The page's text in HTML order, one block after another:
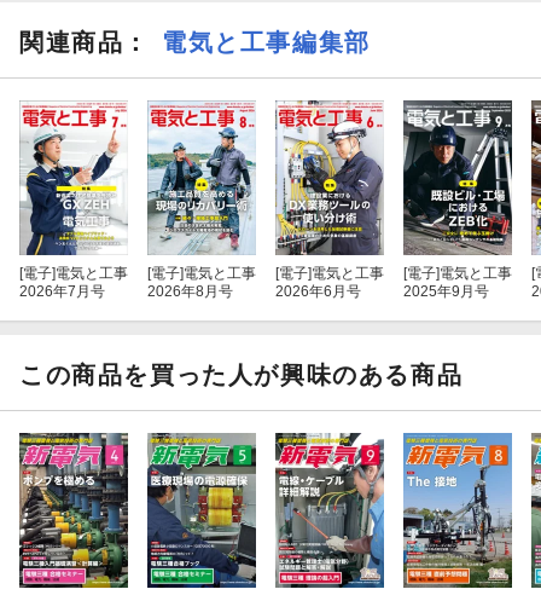
関連商品 ： 電気と工事編集部
[電子]電気と工事
2026年7月号
[電子]電気と工事
2026年8月号
[電子]電気と工事
2026年6月号
[電子]電気と工事
2025年9月号
[
この商品を買った人が興味のある商品